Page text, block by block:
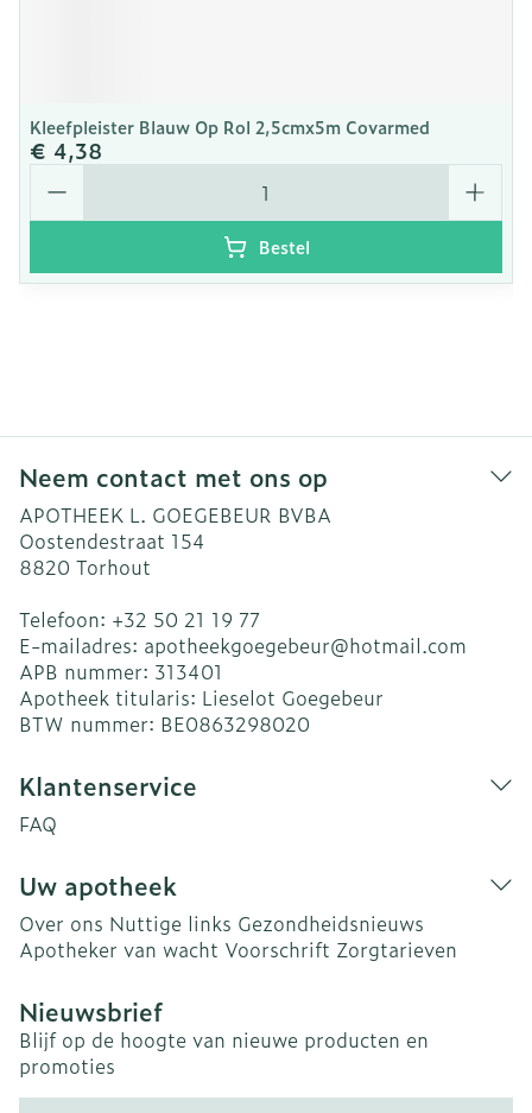
Kleefpleister Blauw Op Rol 2,5cmx5m Covarmed
€ 4,38
Aantal
Bestel
Neem contact met ons op
APOTHEEK L. GOEGEBEUR BVBA
Oostendestraat 154
8820 Torhout
Telefoon: +32 50 21 19 77
E-mailadres: apotheekgoegebeur@hotmail.com
APB nummer: 313401
Apotheek titularis: Lieselot Goegebeur
BTW nummer: BE0863298020
Klantenservice
FAQ
Uw apotheek
Over ons Nuttige links Gezondheidsnieuws
Apotheker van wacht Voorschrift Zorgtarieven
Nieuwsbrief
Blijf op de hoogte van nieuwe producten en
promoties